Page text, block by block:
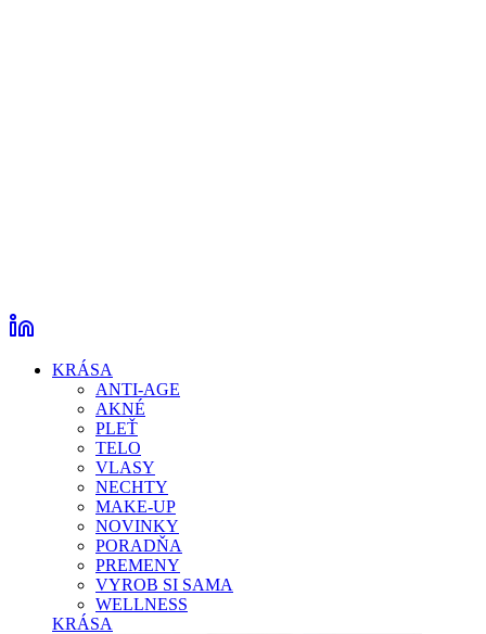
KRÁSA
ANTI-AGE
AKNÉ
PLEŤ
TELO
VLASY
NECHTY
MAKE-UP
NOVINKY
PORADŇA
PREMENY
VYROB SI SAMA
WELLNESS
KRÁSA